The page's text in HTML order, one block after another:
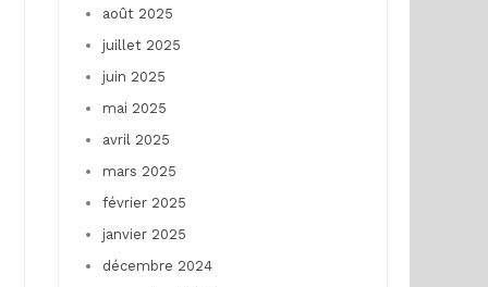
août 2025
juillet 2025
juin 2025
mai 2025
avril 2025
mars 2025
février 2025
janvier 2025
décembre 2024